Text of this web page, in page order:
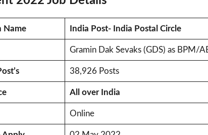
Name India Post- India Postal Circle
Gramin Dak Sevaks (GDS) as BPM/
38,926 Posts
All over India
Online